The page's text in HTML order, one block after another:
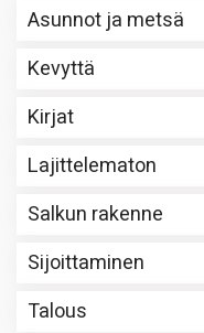
Asunnot ja metsä
Kevyttä
Kirjat
Lajittelematon
Salkun rakenne
Sijoittaminen
Talous